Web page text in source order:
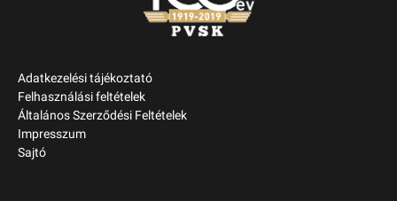
Adatkezelési tájékoztató
Felhasználási feltételek
Általános Szerződési Feltételek
Impresszum
Sajtó